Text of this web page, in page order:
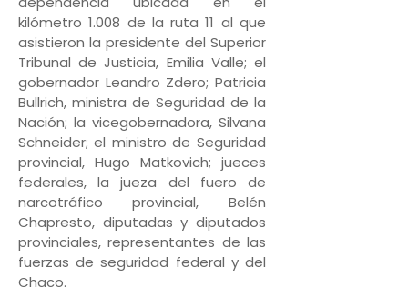
kilómetro 1.008 de la ruta 11 al que
asistieron la presidente del Superior
Tribunal de Justicia, Emilia Valle; el
gobernador Leandro Zdero; Patricia
Bullrich, ministra de Seguridad de la
Nación; la vicegobernadora, Silvana
Schneider; el ministro de Seguridad
provincial, Hugo Matkovich; jueces
federales, la jueza del fuero de
narcotráfico provincial, Belén
Chapresto, diputadas y diputados
provinciales, representantes de las
fuerzas de seguridad federal y del
Chaco.